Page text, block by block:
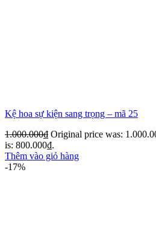
Kệ hoa sự kiện sang trọng – mã 25
1.000.000₫ Original price was:
is: 800.000₫.
Thêm vào giỏ hàng
-17%